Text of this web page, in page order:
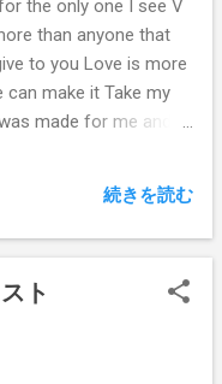
the only one I see V
than anyone that
to you Love is more
make it Take my
made for me and
O V E Love は世界の
も明るい Love love
続きを読む
ト